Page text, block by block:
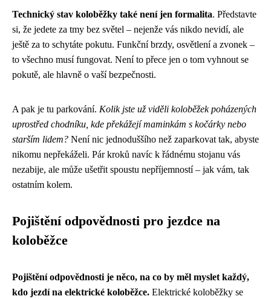
Technický stav koloběžky také není jen formalita. Představte
si, že jedete za tmy bez světel – nejenže vás nikdo nevidí, ale
ještě za to schytáte pokutu. Funkční brzdy, osvětlení a zvonek –
to všechno musí fungovat. Není to přece jen o tom vyhnout se
pokutě, ale hlavně o vaší bezpečnosti.
A pak je tu parkování. Kolik jste už viděli koloběžek poházených
uprostřed chodníku, kde překážejí maminkám s kočárky nebo
starším lidem? Není nic jednoduššího než zaparkovat tak, abyste
nikomu nepřekáželi. Pár kroků navíc k řádnému stojanu vás
nezabije, ale může ušetřit spoustu nepříjemností – jak vám, tak
ostatním kolem.
Pojištění odpovědnosti pro jezdce na
koloběžce
Pojištění odpovědnosti je něco, na co by měl myslet každý,
kdo jezdí na elektrické koloběžce. Elektrické koloběžky se